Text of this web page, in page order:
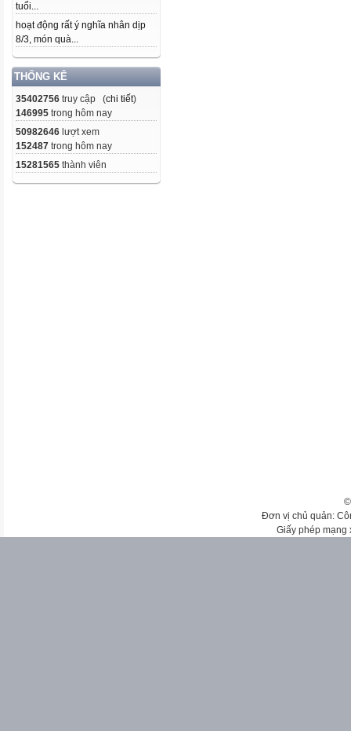
tuổi...
hoạt động rất ý nghĩa nhân dịp
8/3, món quà...
THỐNG KÊ
35402756 truy cập (chi tiết)
146995 trong hôm nay
50982646 lượt xem
152487 trong hôm nay
15281565 thành viên
Đơn vị chủ quản:
Giấy phép mạng